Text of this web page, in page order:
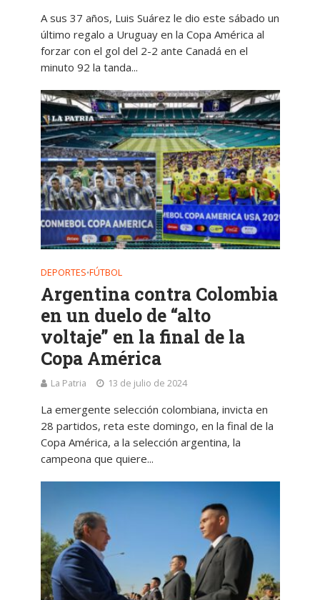
A sus 37 años, Luis Suárez le dio este sábado un
último regalo a Uruguay en la Copa América al
forzar con el gol del 2-2 ante Canadá en el
minuto 92 la tanda...
DEPORTES•FÚTBOL
Argentina contra Colombia
en un duelo de “alto
voltaje” en la final de la
Copa América
La Patria 13 de julio de 2024
La emergente selección colombiana, invicta en
28 partidos, reta este domingo, en la final de la
Copa América, a la selección argentina, la
campeona que quiere...